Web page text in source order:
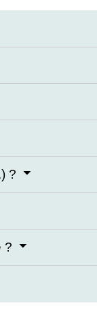
?
?